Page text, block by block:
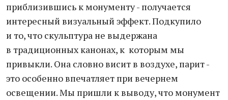
приблизившись к монументу - получается
интересный визуальный эффект. Подкупило
и то, что скульптура не выдержана
в традиционных канонах, к которым мы
привыкли. Она словно висит в воздухе, парит -
это особенно впечатляет при вечернем
освещении. Мы пришли к выводу, что монумент